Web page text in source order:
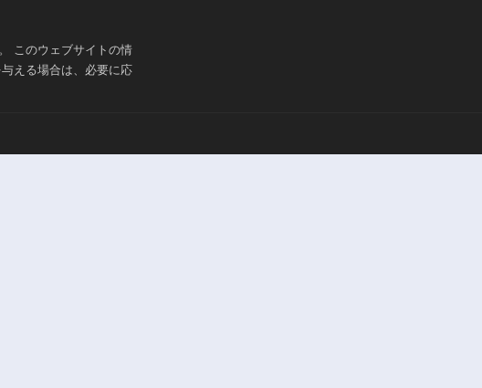
このウェブサイトの情
える場合は、必要に応